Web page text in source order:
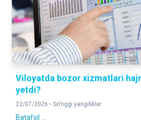
Viloyatda bozor xizmatlari
yetdi?
22/07/2026 • So'nggi yangiliklar
Batafsil ...